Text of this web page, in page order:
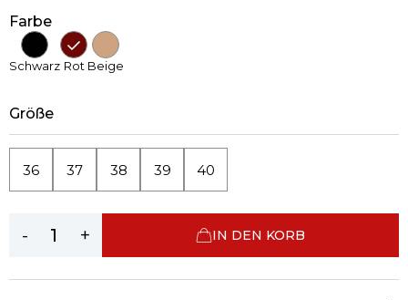
Farbe
Schwarz Rot Beige
Größe
36 37 38 39 40
- + IN DEN KORB